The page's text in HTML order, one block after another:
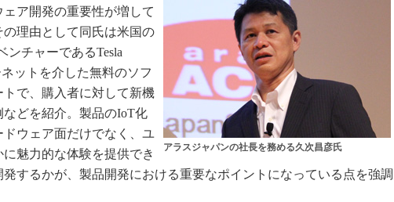
知財マネジメント
海外生産
グローバル設計・開発
制御セキュリティ
新型コロナへの対応
アラスジャパンの社長を務める久次昌彦氏
ア開発の重要性が増して
理由として同氏は米国の
ンチャーであるTesla
ットを介した無料のソフ
トで、購入者に対して新機
どを紹介。製品のIoT化
ウェア面だけでなく、ユ
魅力的な体験を提供でき
発するかが、製品開発における重要なポイントになっている点を強調